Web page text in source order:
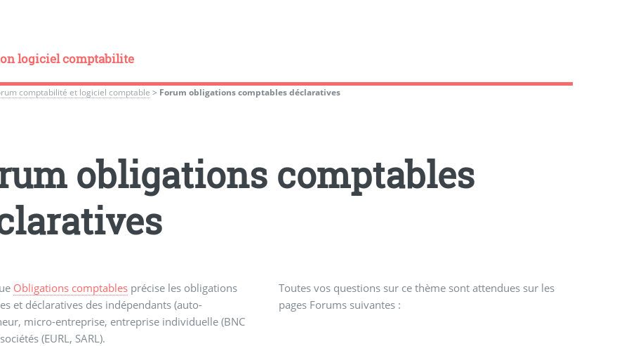
logiciel comptabilite
comptabilité et logiciel comptable > Forum obligations comptables déclaratives
obligations comptables
Obligations comptables précise les obligations
et déclaratives des indépendants (auto-
micro-entreprise, entreprise individuelle (BNC
(EURL, SARL).
Toutes vos questions sur ce thème sont attendues sur les
pages Forums suivantes :